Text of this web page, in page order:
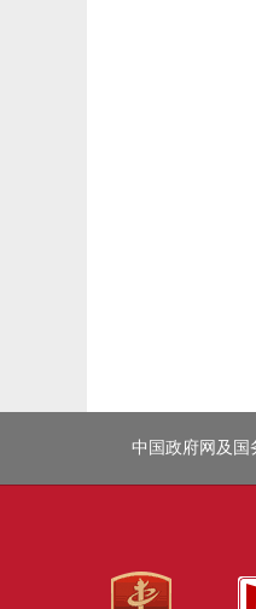
中国政府网及国